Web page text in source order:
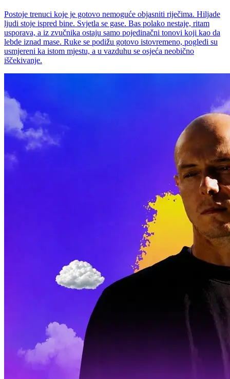
Postoje trenuci koje je gotovo nemoguće objasniti riječima. Hiljade
ljudi stoje ispred bine. Svjetla se gase. Bas polako nestaje, ritam
usporava, a iz zvučnika ostaju samo pojedinačni tonovi koji kao da
lebde iznad mase. Ruke se podižu gotovo istovremeno, pogledi su
usmjereni ka istom mjestu, a u vazduhu se osjeća neobično
iščekivanje.